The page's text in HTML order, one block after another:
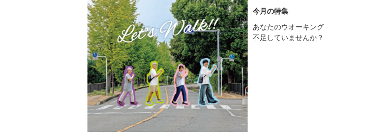
今月の特集
あなたのウオーキング
不足していませんか？